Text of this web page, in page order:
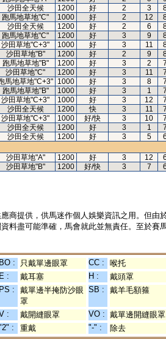
沙田全天候 1200 好 2 3
跑馬地草地"C" 1000 好 2 12
沙田全天候 1200 好 2 6
跑馬地草地"C" 1200 好 3 9
沙田草地"C+3" 1000 好 3 11
沙田草地"B" 1200 好 2 9
跑馬地草地"B" 1200 好 3 2
沙田草地"C" 1200 好 3 11
馬地草地"C+3" 1000 好 3 8
跑馬地草地"B" 1000 好 3 1
沙田草地"C+3" 1000 好 3 12
沙田全天候 1200 快 3 11
沙田草地"C+3" 1000 好/快 3 10
沙田全天候 1200 好 3 1
沙田全天候 1200 好 3 5
沙田草地"A" 1200 好 3 12
沙田草地"B" 1200 好/快 3 7
商提供，供馬迷作個人娛樂資訊之用。但
料盡可能準確，馬會就此並無責任。至於賽
BO : 只戴單邊眼罩 CC :
喉托
E : 戴耳塞 H :
戴頭罩
PS :
戴單邊半掩防沙眼
罩
SB : 戴羊毛額箍
: 戴開縫眼罩 VO : 戴單邊開縫眼罩
: 重戴 "-" : 除去